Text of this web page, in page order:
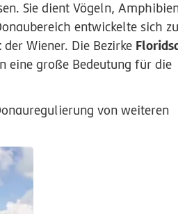
Sie dient Vögeln,
entwickelte sich
der Wiener. Die Bezirke
eine große Bedeutung für die
von weiteren